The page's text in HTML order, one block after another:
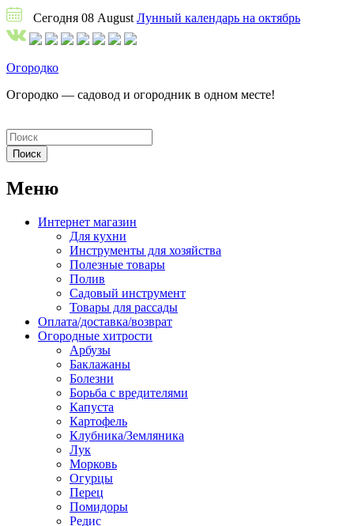
Сегодня 08 August Лунный календарь на октябрь
Огородко
Огородко — садовод и огородник в одном месте!
Меню
Интернет магазин
Для кухни
Инструменты для хозяйства
Полезные товары
Полив
Садовый инструмент
Товары для рассады
Оплата/доставка/возврат
Огородные хитрости
Арбузы
Баклажаны
Болезни
Борьба с вредителями
Капуста
Картофель
Клубника/Земляника
Лук
Морковь
Огурцы
Перец
Помидоры
Редис